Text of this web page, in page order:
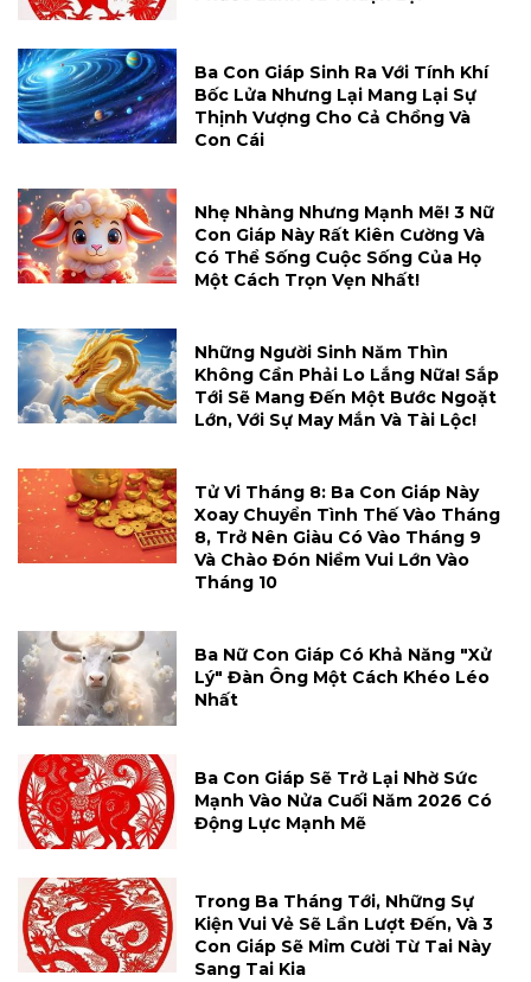
Ba Con Giáp Sinh Ra Với Tính Khí
Bốc Lửa Nhưng Lại Mang Lại Sự
Thịnh Vượng Cho Cả Chồng Và
Con Cái
Nhẹ Nhàng Nhưng Mạnh Mẽ! 3 Nữ
Con Giáp Này Rất Kiên Cường Và
Có Thể Sống Cuộc Sống Của Họ
Một Cách Trọn Vẹn Nhất!
Những Người Sinh Năm Thìn
Không Cần Phải Lo Lắng Nữa! Sắp
Tới Sẽ Mang Đến Một Bước Ngoặt
Lớn, Với Sự May Mắn Và Tài Lộc!
Tử Vi Tháng 8: Ba Con Giáp Này
Xoay Chuyển Tình Thế Vào Tháng
8, Trở Nên Giàu Có Vào Tháng 9
Và Chào Đón Niềm Vui Lớn Vào
Tháng 10
Ba Nữ Con Giáp Có Khả Năng "xử
Lý" Đàn Ông Một Cách Khéo Léo
Nhất
Ba Con Giáp Sẽ Trở Lại Nhờ Sức
Mạnh Vào Nửa Cuối Năm 2026 Có
Động Lực Mạnh Mẽ
Trong Ba Tháng Tới, Những Sự
Kiện Vui Vẻ Sẽ Lần Lượt Đến, Và 3
Con Giáp Sẽ Mỉm Cười Từ Tai Này
Sang Tai Kia